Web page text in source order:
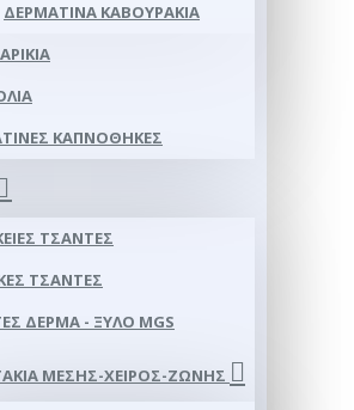
ΔΕΡΜΆΤΙΝΑ ΚΑΒΟΥΡΆΚΙΑ
ΚΑΠΝΟΘΉΚΕΣ
ΤΣΆΝΤΕΣ
ΤΣΆΝΤΕΣ
ΔΈΡΜΑ - ΞΎΛΟ MGS
ΜΈΣΗΣ-ΧΕΙΡΌΣ-ΖΏΝΗΣ